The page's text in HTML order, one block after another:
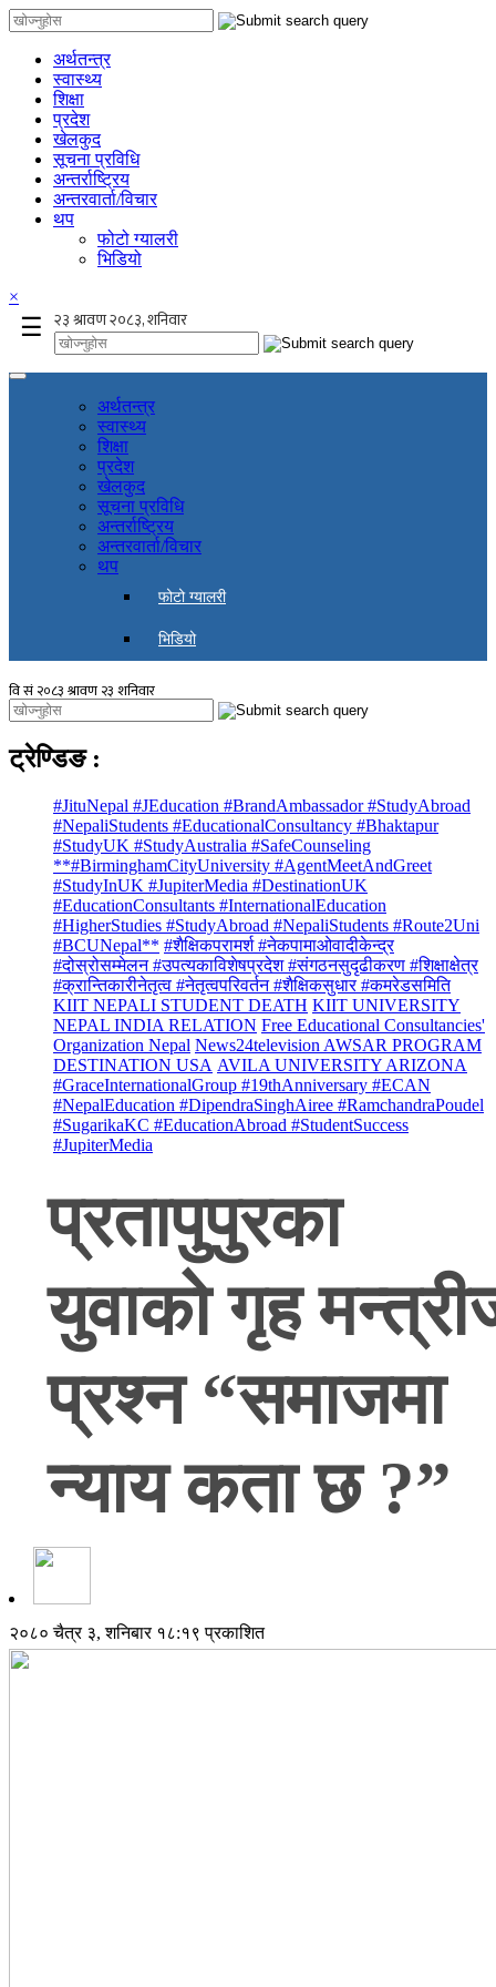
अर्थतन्त्र
स्वास्थ्य
शिक्षा
प्रदेश
खेलकुद
सूचना प्रविधि
अन्तर्राष्ट्रिय
अन्तरवार्ता/विचार
थप
फोटो ग्यालरी
भिडियो
×
☰
अर्थतन्त्र
स्वास्थ्य
शिक्षा
प्रदेश
खेलकुद
सूचना प्रविधि
अन्तर्राष्ट्रिय
अन्तरवार्ता/विचार
थप
फोटो ग्यालरी
भिडियो
ट्रेण्डिङ :
#JituNepal #JEducation #BrandAmbassador #StudyAbroad
#NepaliStudents #EducationalConsultancy #Bhaktapur
#StudyUK #StudyAustralia #SafeCounseling
**#BirminghamCityUniversity #AgentMeetAndGreet
#StudyInUK #JupiterMedia #DestinationUK
#EducationConsultants #InternationalEducation
#HigherStudies #StudyAbroad #NepaliStudents #Route2Uni
#BCUNepal** #शैक्षिकपरामर्श #नेकपामाओवादीकेन्द्र
#दोस्रोसम्मेलन #उपत्यकाविशेषप्रदेश #संगठनसुदृढीकरण #शिक्षाक्षेत्र
#क्रान्तिकारीनेतृत्व #नेतृत्वपरिवर्तन #शैक्षिकसुधार #कमरेडसमिति
KIIT NEPALI STUDENT DEATH KIIT UNIVERSITY
NEPAL INDIA RELATION Free Educational Consultancies'
Organization Nepal News24television AWSAR PROGRAM
DESTINATION USA AVILA UNIVERSITY ARIZONA
#GraceInternationalGroup #19thAnniversary #ECAN
#NepalEducation #DipendraSinghAiree #RamchandraPoudel
#SugarikaKC #EducationAbroad #StudentSuccess
#JupiterMedia
प्रतापुपुरका
युवाको गृह
प्रश्न “समाजमा
न्याय कता छ ?”
२०८० चैत्र ३, शनिबार १८:१९ प्रकाशित